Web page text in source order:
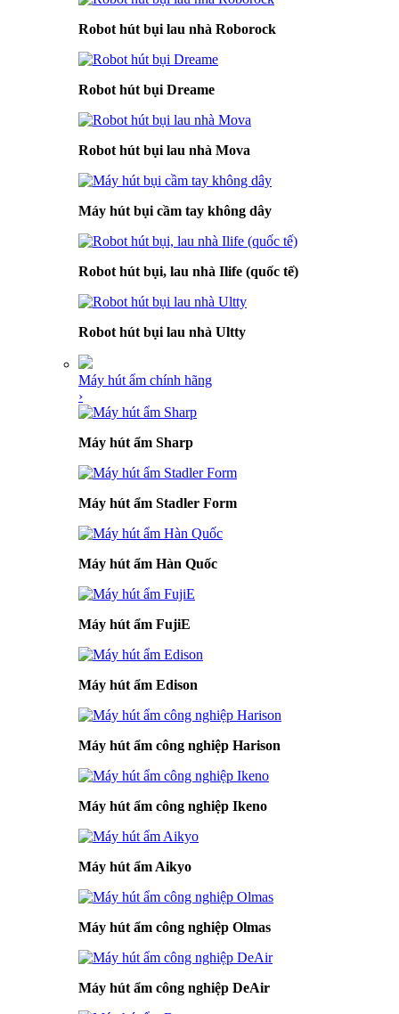
Robot hút bụi lau nhà Roborock
Robot hút bụi Dreame
Robot hút bụi lau nhà Mova
Máy hút bụi cầm tay không dây
Robot hút bụi, lau nhà Ilife (quốc tế)
Robot hút bụi lau nhà Ultty
Máy hút ẩm chính hãng
›
Máy hút ẩm Sharp
Máy hút ẩm Stadler Form
Máy hút ẩm Hàn Quốc
Máy hút ẩm FujiE
Máy hút ẩm Edison
Máy hút ẩm công nghiệp Harison
Máy hút ẩm công nghiệp Ikeno
Máy hút ẩm Aikyo
Máy hút ẩm công nghiệp Olmas
Máy hút ẩm công nghiệp DeAir